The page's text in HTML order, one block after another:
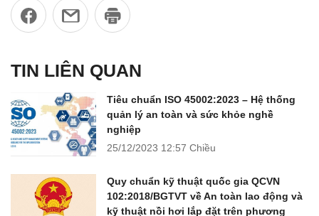
TIN LIÊN QUAN
Tiêu chuẩn ISO 45002:2023 – Hệ thống
quản lý an toàn và sức khỏe nghề
nghiệp
25/12/2023 12:57 Chiều
Quy chuẩn kỹ thuật quốc gia QCVN
102:2018/BGTVT về An toàn lao động và
kỹ thuật nồi hơi lắp đặt trên phương